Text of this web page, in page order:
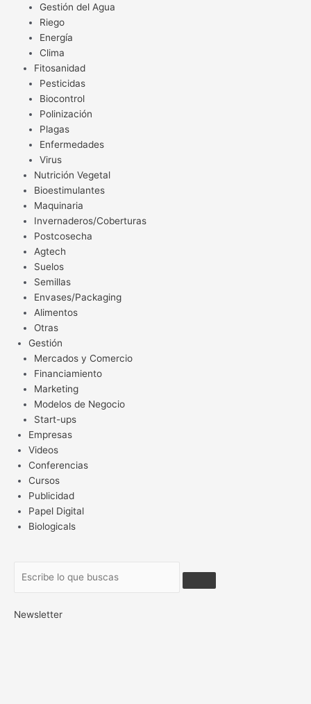
Gestión del Agua
Riego
Energía
Clima
Fitosanidad
Pesticidas
Biocontrol
Polinización
Plagas
Enfermedades
Virus
Nutrición Vegetal
Bioestimulantes
Maquinaria
Invernaderos/Coberturas
Postcosecha
Agtech
Suelos
Semillas
Envases/Packaging
Alimentos
Otras
Gestión
Mercados y Comercio
Financiamiento
Marketing
Modelos de Negocio
Start-ups
Empresas
Videos
Conferencias
Cursos
Publicidad
Papel Digital
Biologicals
Newsletter